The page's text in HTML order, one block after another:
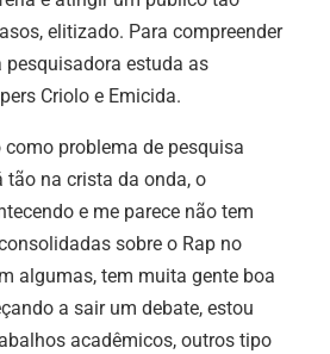
elitizado. Para compreender
estuda as
Criolo e Emicida.
como problema de pesquisa
tão na crista da onda, o
e me parece não tem
sobre o Rap no
algumas, tem muita gente boa
a sair um debate, estou
acadêmicos, outros tipo